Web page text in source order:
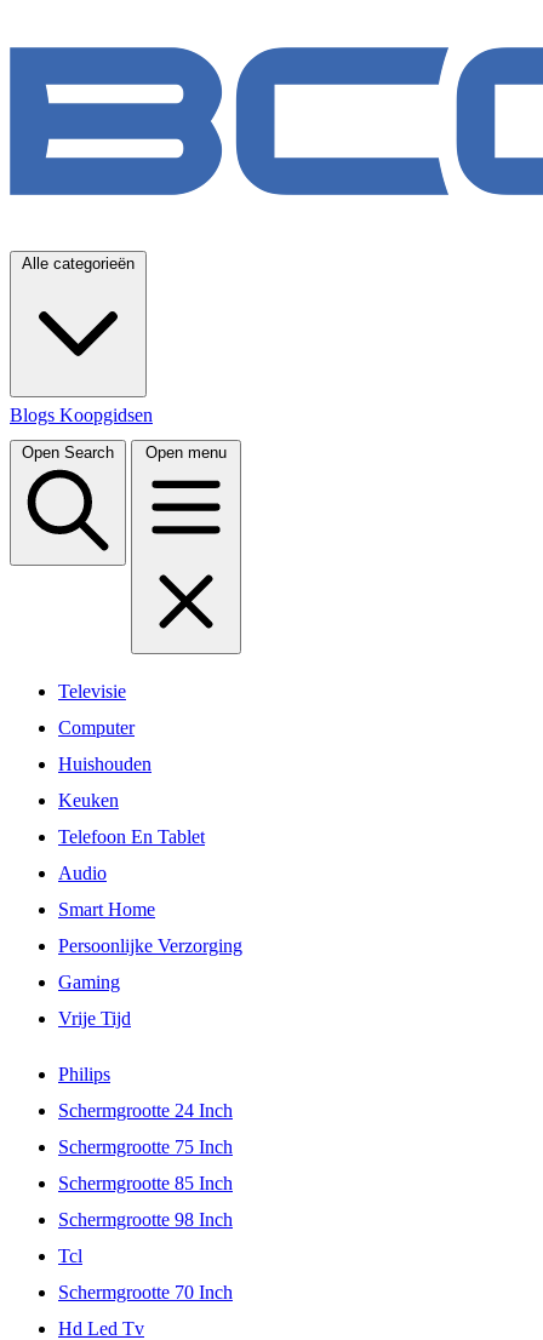
Alle categorieën
Blogs Koopgidsen
Open Search Open menu
Televisie
Computer
Huishouden
Keuken
Telefoon En Tablet
Audio
Smart Home
Persoonlijke Verzorging
Gaming
Vrije Tijd
Philips
Schermgrootte 24 Inch
Schermgrootte 75 Inch
Schermgrootte 85 Inch
Schermgrootte 98 Inch
Tcl
Schermgrootte 70 Inch
Hd Led Tv